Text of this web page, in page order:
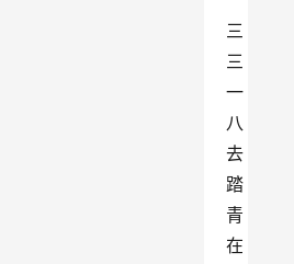
三
三
一
八
去
踏
青
在